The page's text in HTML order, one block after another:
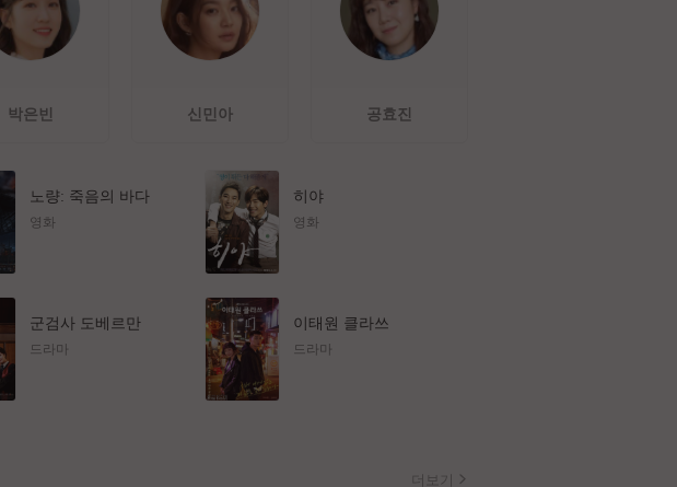
박은빈 신민아 공효진
노량: 죽음의 바다
영화
히야
영화
군검사 도베르만
드라마
이태원 클라쓰
드라마
더보기